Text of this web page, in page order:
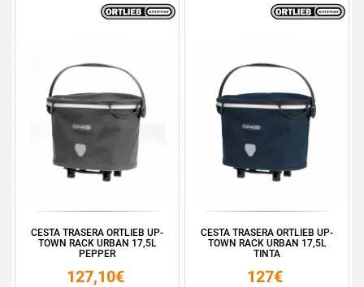
CESTA TRASERA ORTLIEB UP-
TOWN RACK URBAN 17,5L
PEPPER
127,10€
CESTA TRASERA ORTLIEB UP-
TOWN RACK URBAN 17,5L
TINTA
127€